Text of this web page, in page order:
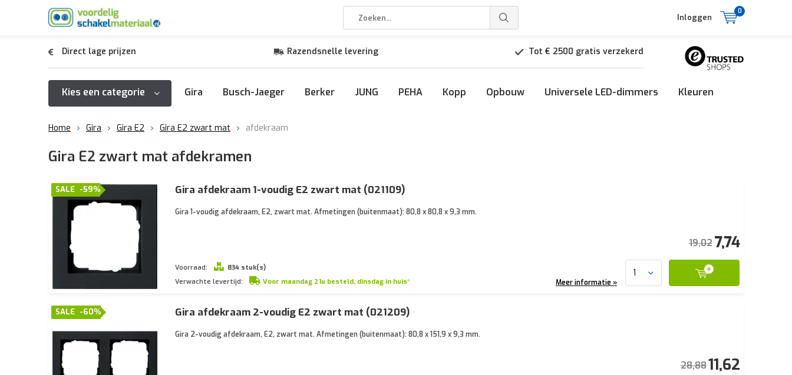
Inloggen
0
Direct lage prijzen Razendsnelle levering Tot € 2500 gratis verzekerd
Kies een categorie Gira Busch-Jaeger Berker JUNG PEHA Kopp Opbouw Universele LED-dimmers Kleuren
Home Gira Gira E2 Gira E2 zwart mat afdekraam
Gira E2 zwart mat afdekramen
-59%
SALE Gira afdekraam 1-voudig E2 zwart mat (021109)
Gira 1-voudig afdekraam, E2, zwart mat. Afmetingen (buitenmaat): 80,8 x 80,8 x 9,3 mm.
Voorraad:
834 stuk(s)
Verwachte levertijd:
Voor maandag 21u besteld, dinsdag in huis*
19,027,74
Meer informatie »
-60%
SALE Gira afdekraam 2-voudig E2 zwart mat (021209)
Gira 2-voudig afdekraam, E2, zwart mat. Afmetingen (buitenmaat): 80,8 x 151,9 x 9,3 mm.
28,8811,62